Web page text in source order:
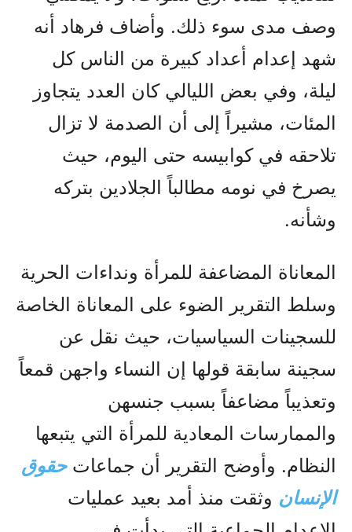
وصف مدى سوء ذلك. وأضاف فرهاد أنه
شهد إعدام أعداد كبيرة من الناس كل
ليلة، وفي بعض الليالي كان العدد يتجاوز
المئات، مشيراً إلى أن الصدمة لا تزال
تلاحقه في كوابيسه حتى اليوم، حيث
يصرخ في نومه مطالباً الجلادين بتركه
وشأنه.
المعاناة المضاعفة للمرأة ونداءات الحرية
وسلط التقرير الضوء على المعاناة الخاصة
للسجينات السياسيات، حيث نقل عن
سجينة سابقة قولها إن النساء واجهن قمعاً
وتعذيباً مضاعفاً بسبب جنسهن
والممارسات المعادية للمرأة التي يتبعها
النظام. وأوضح التقرير أن جماعاتحقوق
الإنسان وثقت منذ أمد بعيد عمليات